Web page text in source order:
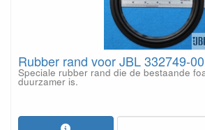
Rubber rand voor JBL 332749-
Speciale rubber rand die de bestaande
duurzamer is.